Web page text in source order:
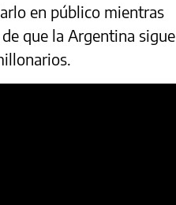
en público mientras
que la Argentina sigue